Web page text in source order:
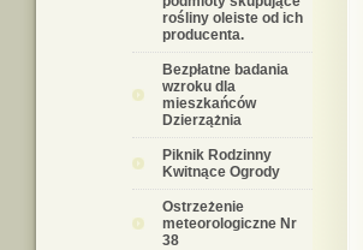
rośliny oleiste od ich
producenta.
Bezpłatne badania
wzroku dla
mieszkańców
Dzierzążnia
Piknik Rodzinny
Kwitnące Ogrody
Ostrzeżenie
meteorologiczne Nr
38